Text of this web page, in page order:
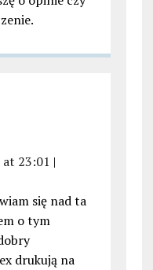
23:01 |
się nad ta
o tym
drukują na